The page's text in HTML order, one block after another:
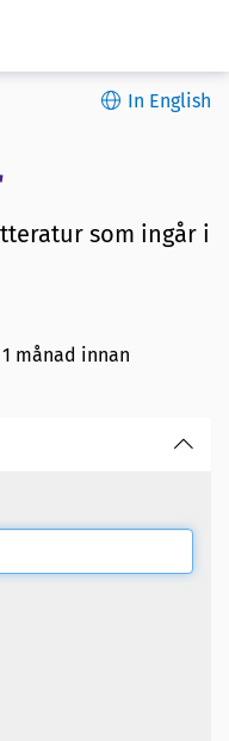
In English
som ingår i
månad innan